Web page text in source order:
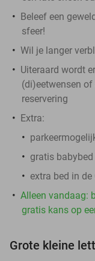
Beleef een
sfeer!
Wil je langer
Uiteraard wordt
(di)eetwensen
reservering
Extra:
gratis
extra bed in
Alleen vandaag:
gratis kans op
Grote kleine